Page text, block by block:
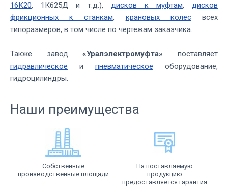
16К20, 1К625Д и т.д.), дисков к муфтам, дисков
фрикционных к станкам, крановых колесвсех
типоразмеров, в том числе по чертежам заказчика.
Также завод«Уралэлектромуфта»поставляет
гидравлическое и пневматическое оборудование,
гидроцилиндры.
Наши преимущества
Собственные
производственные площади
На поставляемую
продукцию
предоставляется гарантия